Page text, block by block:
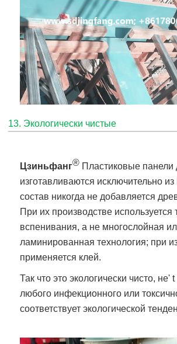
13. Экологически чистые
Цзиньфанг® Пластиковые панели
изготавливаются исключительно
состав никогда не добавляется
При их производстве используется
вспенивания, а не многослойная
ламинированная технология; при
применяется клей.
Так что это экологически чисто, не'
любого инфекционного или
соответствует экологической